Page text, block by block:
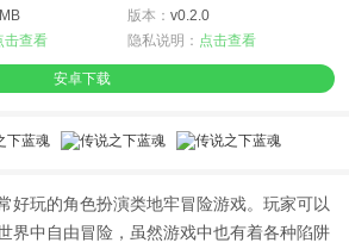
版本： v0.2.0
击查看 隐私说明： 点击查看
安卓下载
好玩的角色扮演类地牢冒险游戏。玩家可以
界中自由冒险，虽然游戏中也有着各种陷阱